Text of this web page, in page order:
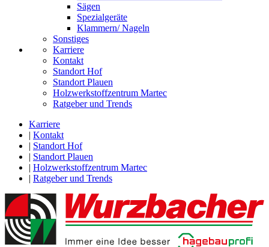
Sägen
Spezialgeräte
Klammern/ Nageln
Sonstiges
Karriere
Kontakt
Standort Hof
Standort Plauen
Holzwerkstoffzentrum Martec
Ratgeber und Trends
Karriere
| Kontakt
| Standort Hof
| Standort Plauen
| Holzwerkstoffzentrum Martec
| Ratgeber und Trends